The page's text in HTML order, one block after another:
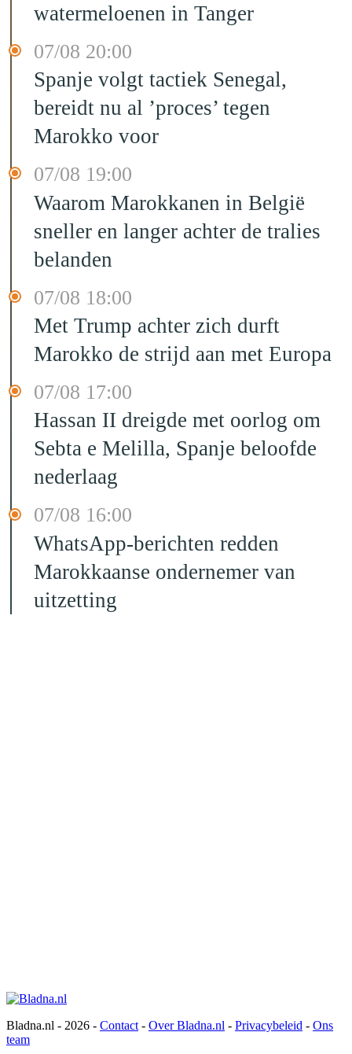
watermeloenen in Tanger
07/08 20:00
Spanje volgt tactiek Senegal,
bereidt nu al ’proces’ tegen
Marokko voor
07/08 19:00
Waarom Marokkanen in België
sneller en langer achter de tralies
belanden
07/08 18:00
Met Trump achter zich durft
Marokko de strijd aan met Europa
07/08 17:00
Hassan II dreigde met oorlog om
Sebta e Melilla, Spanje beloofde
nederlaag
07/08 16:00
WhatsApp-berichten redden
Marokkaanse ondernemer van
uitzetting
Bladna.nl - 2026 - Contact - Over Bladna.nl - Privacybeleid - Ons
team